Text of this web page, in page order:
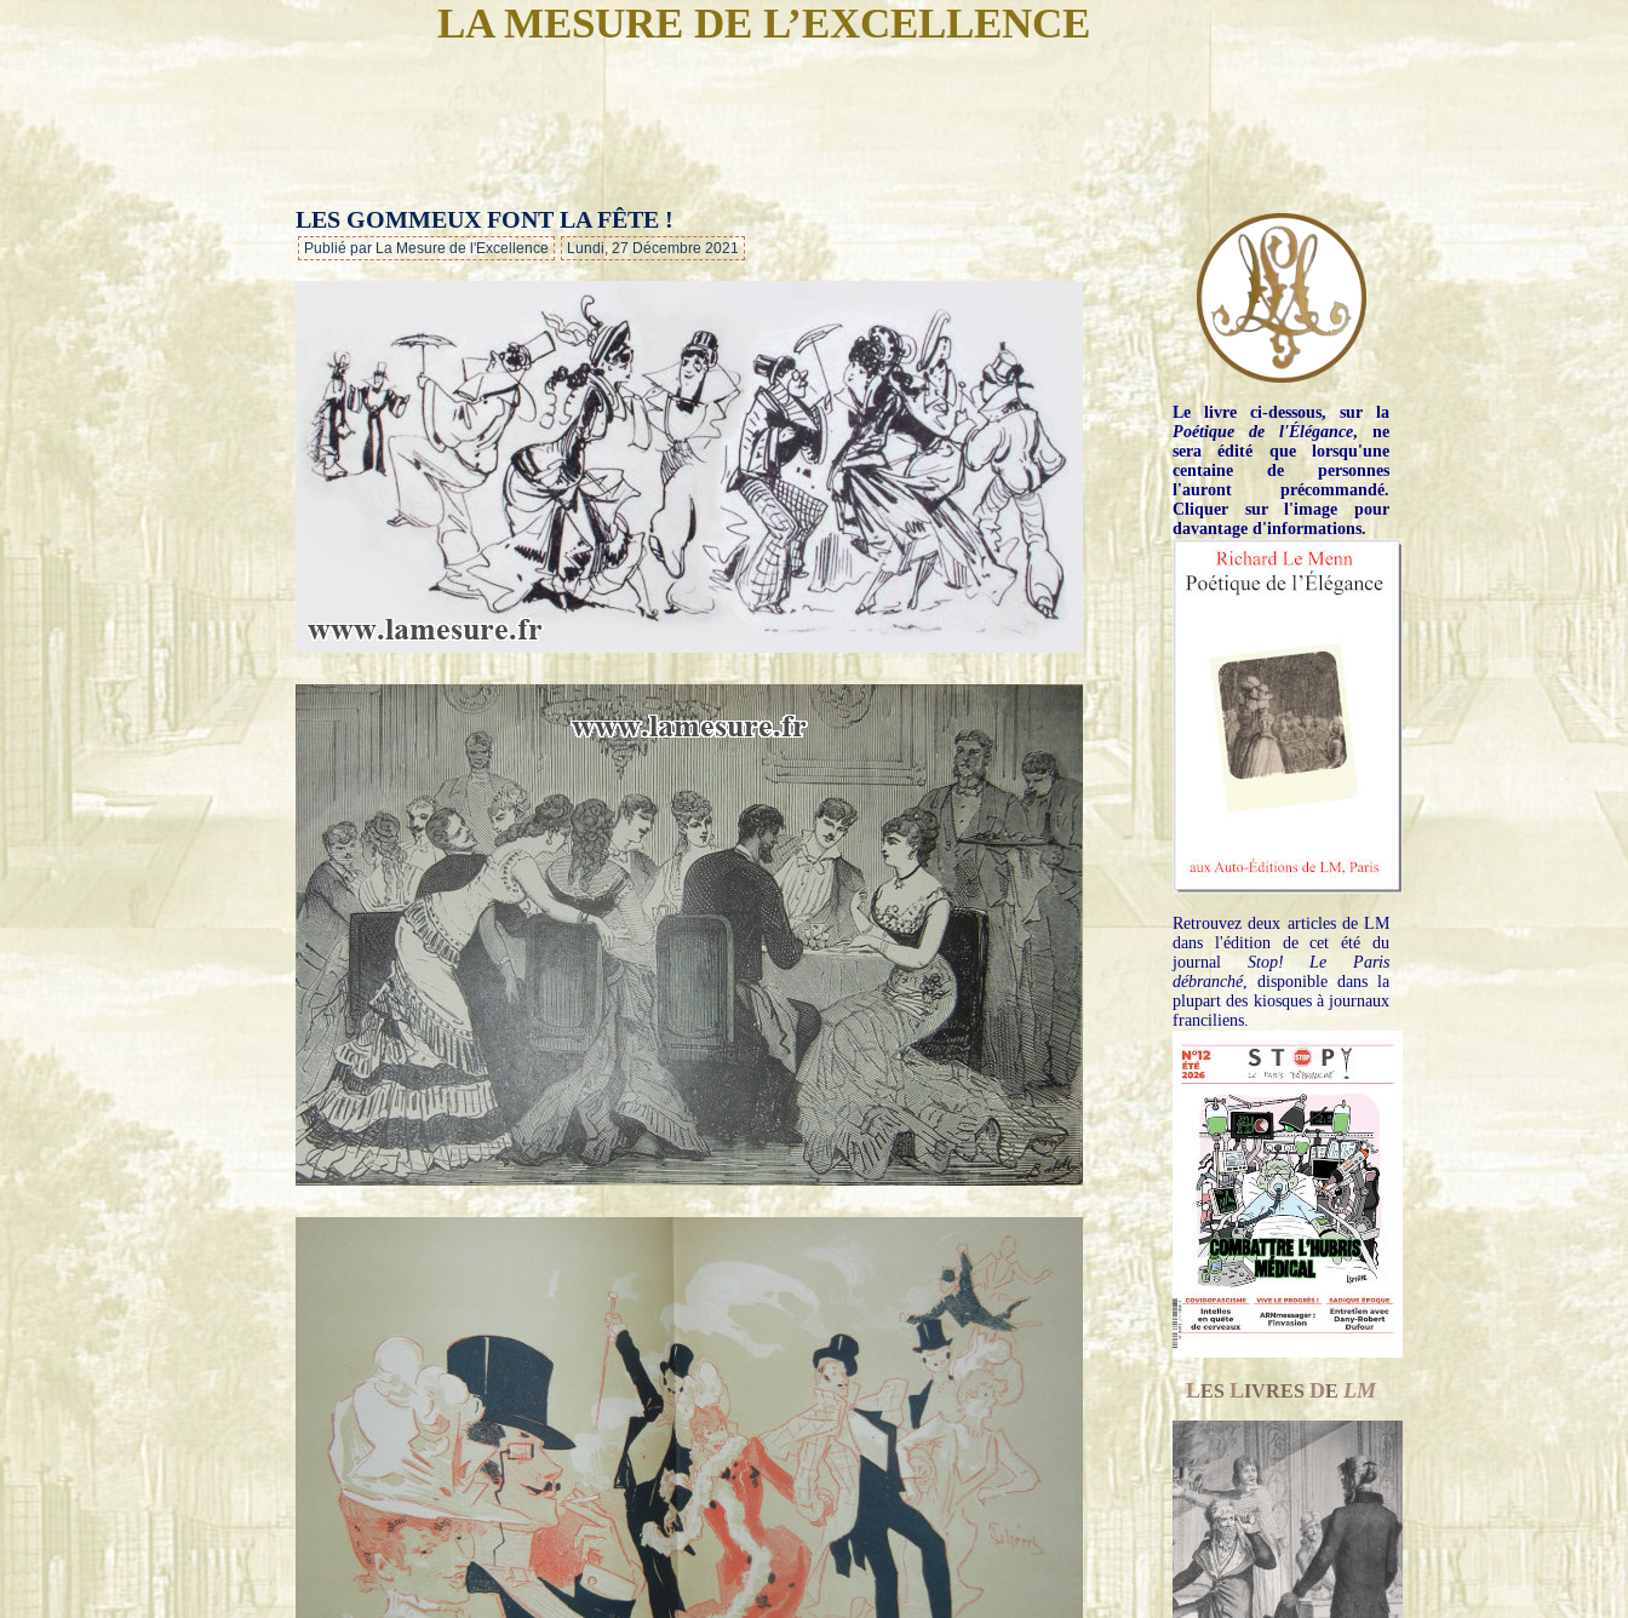
LA MESURE DE L’EXCELLENCE
…
LES GOMMEUX FONT LA FÊTE !
Publié par La Mesure de l'Excellence Lundi, 27 Décembre 2021
Le livre ci-dessous, sur la
Poétique de l'Élégance, ne
sera édité que lorsqu'une
centaine de personnes
l'auront précommandé.
Cliquer sur l'image pour
davantage d'informations.
Retrouvez deux articles de LM
dans l'édition de cet été du
journal Stop! Le Paris
débranché, disponible dans la
plupart des kiosques à journaux
franciliens.
LES LIVRESDE LM